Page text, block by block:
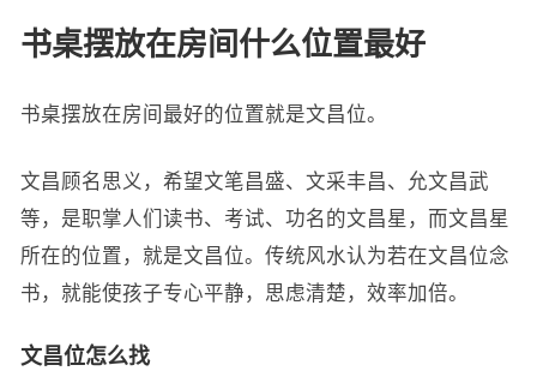
书桌摆放在房间什么位置最好
书桌摆放在房间最好的位置就是文昌位。
文昌顾名思义，希望文笔昌盛、文采丰昌、允文昌武
等，是职掌人们读书、考试、功名的文昌星，而文昌星
所在的位置，就是文昌位。传统风水认为若在文昌位念
书，就能使孩子专心平静，思虑清楚，效率加倍。
文昌位怎么找